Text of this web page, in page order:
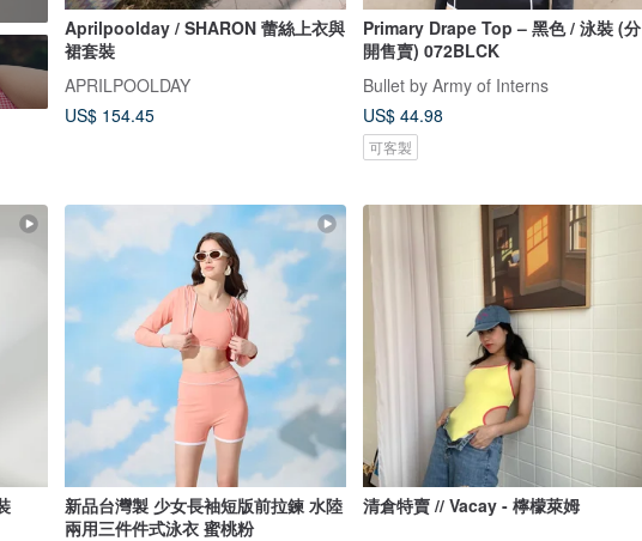
Aprilpoolday / SHARON 蕾絲上衣與
裙套裝
APRILPOOLDAY
US$ 154.45
Primary Drape Top – 黑色 / 泳裝 (分
開售賣) 072BLCK
Bullet by Army of Interns
US$ 44.98
可客製
新品台灣製 少女長袖短版前拉鍊 水陸
兩用三件件式泳衣 蜜桃粉
清倉特賣 // Vacay - 檸檬萊姆